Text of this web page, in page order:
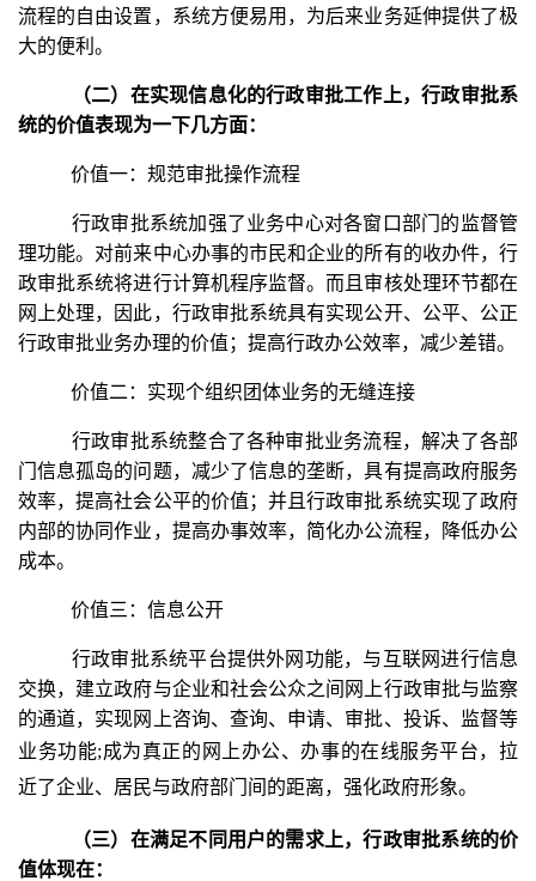
流程的自由设置，系统方便易用，为后来业务延伸提供了极
大的便利。
（二）在实现信息化的行政审批工作上，行政审批系
统的价值表现为一下几方面：
价值一：规范审批操作流程
行政审批系统加强了业务中心对各窗口部门的监督管
理功能。对前来中心办事的市民和企业的所有的收办件，行
政审批系统将进行计算机程序监督。而且审核处理环节都在
网上处理，因此，行政审批系统具有实现公开、公平、公正
行政审批业务办理的价值；提高行政办公效率，减少差错。
价值二：实现个组织团体业务的无缝连接
行政审批系统整合了各种审批业务流程，解决了各部
门信息孤岛的问题，减少了信息的垄断，具有提高政府服务
效率，提高社会公平的价值；并且行政审批系统实现了政府
内部的协同作业，提高办事效率，简化办公流程，降低办公
成本。
价值三：信息公开
行政审批系统平台提供外网功能，与互联网进行信息
交换，建立政府与企业和社会公众之间网上行政审批与监察
的通道，实现网上咨询、查询、申请、审批、投诉、监督等
业务功能;成为真正的网上办公、办事的在线服务平台，拉
近了企业、居民与政府部门间的距离，强化政府形象。
（三）在满足不同用户的需求上，行政审批系统的价
值体现在：